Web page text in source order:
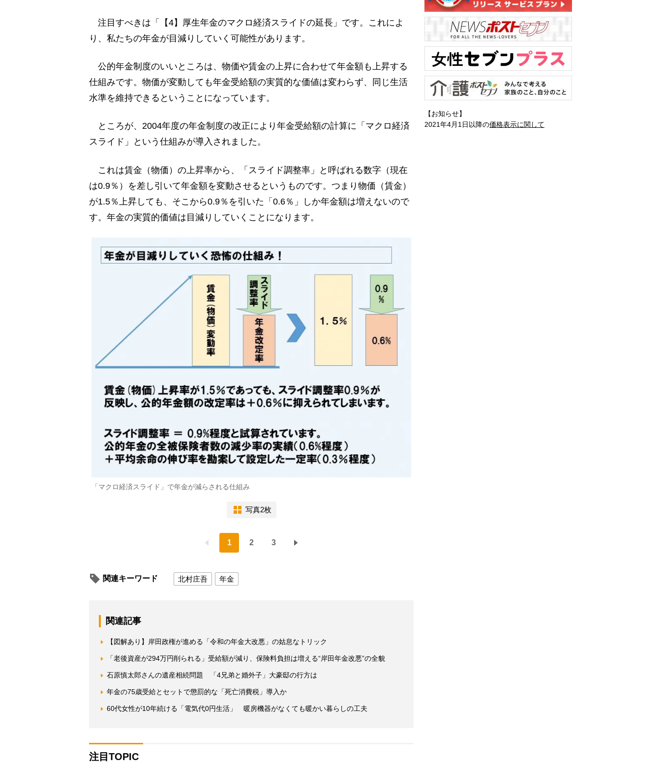
注目すべきは「【4】厚生年金のマクロ経済スライドの延長」です。これによ
り、私たちの年金が目減りしていく可能性があります。
公的年金制度のいいところは、物価や賃金の上昇に合わせて年金額も上昇する
仕組みです。物価が変動しても年金受給額の実質的な価値は変わらず、同じ生活
水準を維持できるということになっています。
ところが、2004年度の年金制度の改正により年金受給額の計算に「マクロ経済
スライド」という仕組みが導入されました。
これは賃金（物価）の上昇率から、「スライド調整率」と呼ばれる数字（現在
は0.9％）を差し引いて年金額を変動させるというものです。つまり物価（賃金）
が1.5％上昇しても、そこから0.9％を引いた「0.6％」しか年金額は増えないので
す。年金の実質的価値は目減りしていくことになります。
「マクロ経済スライド」で年金が減らされる仕組み
写真2枚
1 2 3
関連キーワード 北村庄吾 年金
関連記事
【図解あり】岸田政権が進める「令和の年金大改悪」の姑息なトリック
「老後資産が294万円削られる」受給額が減り、保険料負担は増える“岸田年金改悪”の全貌
石原慎太郎さんの遺産相続問題 「4兄弟と婚外子」大豪邸の行方は
年金の75歳受給とセットで懲罰的な「死亡消費税」導入か
60代女性が10年続ける「電気代0円生活」 暖房機器がなくても暖かい暮らしの工夫
注目TOPIC
【お知らせ】
2021年4月1日以降の価格表示に関して